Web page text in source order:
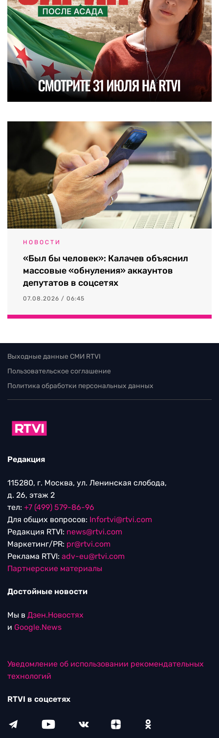
НОВОСТИ
«Был бы человек»: Калачев объяснил
массовые «обнуления» аккаунтов
депутатов в соцсетях
07.08.2026 / 06:45
Выходные данные СМИ RTVI
Пользовательское соглашение
Политика обработки персональных данных
Редакция
115280, г. Москва, ул. Ленинская слобода,
д. 26, этаж 2
тел: +7 (499) 579-86-96
Для общих вопросов: Infortvi@rtvi.com
Редакция RTVI: news@rtvi.com
Маркетинг/PR: pr@rtvi.com
Реклама RTVI: adv-eu@rtvi.com
Партнерские материалы
Достойные новости
Мы в Дзен.Новостях
и Google.News
Уведомление об использовании рекомендательных
технологий
RTVI в соцсетях